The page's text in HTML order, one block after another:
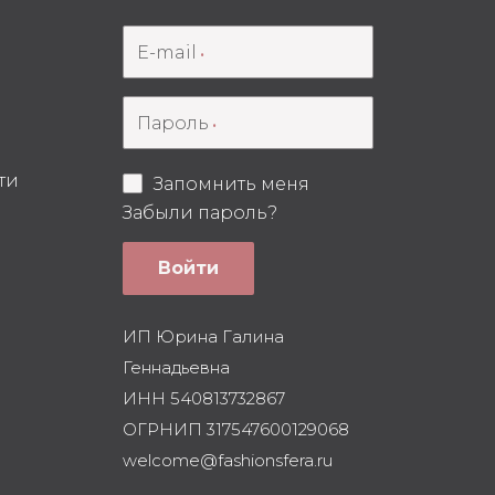
E-mail
Пароль
Запомнить меня
Забыли пароль?
Войти
ИП Юрина Галина
Геннадьевна
ИНН 540813732867
ОГРНИП 317547600129068
welcome@fashionsfera.ru